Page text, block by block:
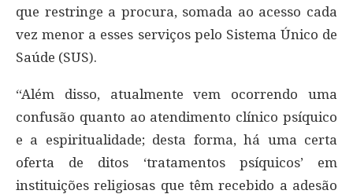
que restringe a procura, somada ao acesso cada
vez menor a esses serviços pelo Sistema Único de
Saúde (SUS).
“Além disso, atualmente vem ocorrendo uma
confusão quanto ao atendimento clínico psíquico
e a espiritualidade; desta forma, há uma certa
oferta de ditos ‘tratamentos psíquicos’ em
instituições religiosas que têm recebido a adesão